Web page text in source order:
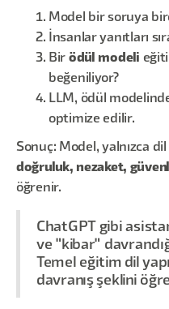
Model bir soruya
İnsanlar yanıtları
Bir ödül modeli
beğeniliyor?
LLM, ödül
optimize edilir.
Sonuç: Model, yalnızca
doğruluk, nezaket,
öğrenir.
ChatGPT gibi
ve "kibar"
Temel eğitim dil
davranış şeklini